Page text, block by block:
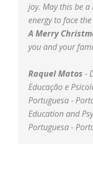
joy. May this be
energy to face
A Merry
you and your
Raquel Matos -
Educação e
Portuguesa -
Education and
Portuguesa -